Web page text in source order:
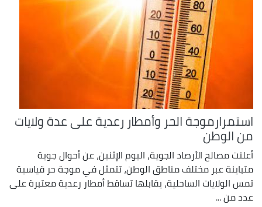
استمرارموجة الحر وأمطار رعدية على عدة ولايات
من الوطن
أعلنت مصالح الأرصاد الجوية، اليوم الإثنين، عن أحوال جوية
متباينة عبر مختلف مناطق الوطن، تتمثل في موجة حر قياسية
تمس الولايات الساحلية، يقابلها تساقط أمطار رعدية معتبرة على
عدد من ...